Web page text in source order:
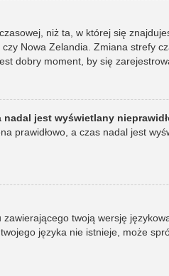
niż ta, w której się
Nowa Zelandia. Zmiana strefy
dobry moment, by się
jest wyświetlany
prawidłowo, a czas nadal jest
twoją wersję
języka nie istnieje, może